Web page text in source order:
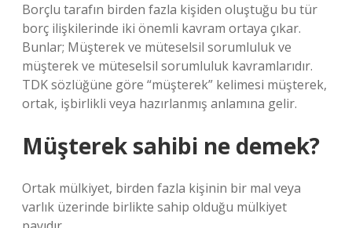
Borçlu tarafın birden fazla kişiden oluştuğu bu tür
borç ilişkilerinde iki önemli kavram ortaya çıkar.
Bunlar; Müşterek ve müteselsil sorumluluk ve
müşterek ve müteselsil sorumluluk kavramlarıdır.
TDK sözlüğüne göre “müşterek” kelimesi müşterek,
ortak, işbirlikli veya hazırlanmış anlamına gelir.
Müşterek sahibi ne demek?
Ortak mülkiyet, birden fazla kişinin bir mal veya
varlık üzerinde birlikte sahip olduğu mülkiyet